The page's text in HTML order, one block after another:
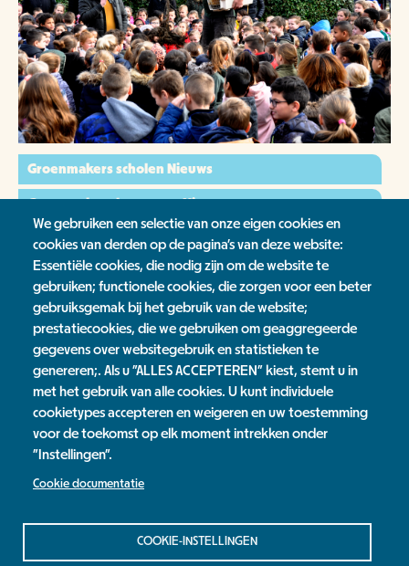
We gebruiken een selectie van onze eigen cookies en
cookies van derden op de pagina's van deze website:
Essentiële cookies, die nodig zijn om de website te
gebruiken; functionele cookies, die zorgen voor een beter
gebruiksgemak bij het gebruik van de website;
prestatiecookies, die we gebruiken om geaggregeerde
gegevens over websitegebruik en statistieken te
genereren;. Als u "ALLES ACCEPTEREN" kiest, stemt u in
met het gebruik van alle cookies. U kunt individuele
cookietypes accepteren en weigeren en uw toestemming
voor de toekomst op elk moment intrekken onder
"Instellingen".
Cookie documentatie
COOKIE-INSTELLINGEN
Groenmakers scholen Nieuws
Groenmakers bewoners Nieuws
Nieuwsoverzicht
Links
Weer naar Buiten
NLBloeit!
Tags
Campagne Operatie Steenbreek 2019
Jaarverslag
Colofon